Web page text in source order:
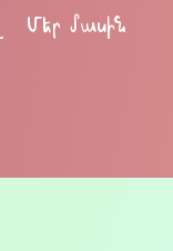
Մեր մասին